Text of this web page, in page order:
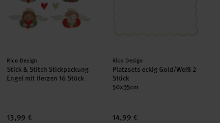
Hersteller:
Rico Design
Stick & Stitch Stickpackung
Engel mit Herzen 16 Stück
13,99 €
Hersteller:
Rico Design
Platzsets eckig Gold/Weiß 2
Stück
50x35cm
14,99 €